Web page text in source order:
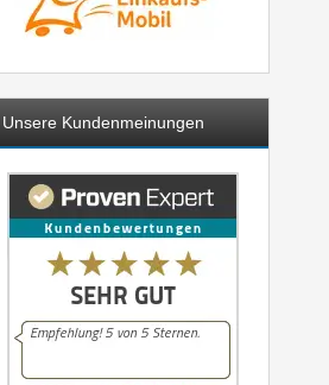
Unsere Kundenmeinungen